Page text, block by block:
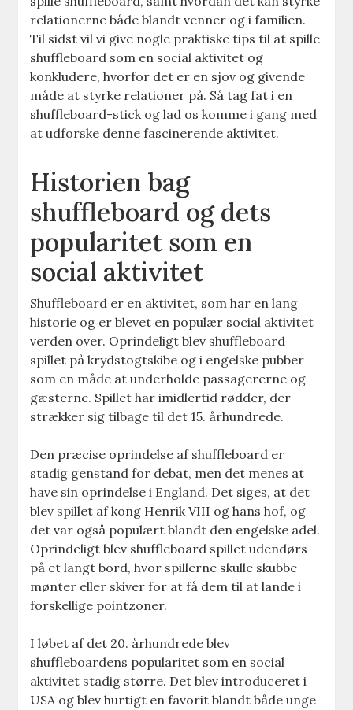
relationerne både blandt venner og i familien.
Til sidst vil vi give nogle praktiske tips til at spille
shuffleboard som en social aktivitet og
konkludere, hvorfor det er en sjov og givende
måde at styrke relationer på. Så tag fat i en
shuffleboard-stick og lad os komme i gang med
at udforske denne fascinerende aktivitet.
Historien bag
shuffleboard og dets
popularitet som en
social aktivitet
Shuffleboard er en aktivitet, som har en lang
historie og er blevet en populær social aktivitet
verden over. Oprindeligt blev shuffleboard
spillet på krydstogtskibe og i engelske pubber
som en måde at underholde passagererne og
gæsterne. Spillet har imidlertid rødder, der
strækker sig tilbage til det 15. århundrede.
Den præcise oprindelse af shuffleboard er
stadig genstand for debat, men det menes at
have sin oprindelse i England. Det siges, at det
blev spillet af kong Henrik VIII og hans hof, og
det var også populært blandt den engelske adel.
Oprindeligt blev shuffleboard spillet udendørs
på et langt bord, hvor spillerne skulle skubbe
mønter eller skiver for at få dem til at lande i
forskellige pointzoner.
I løbet af det 20. århundrede blev
shuffleboardens popularitet som en social
aktivitet stadig større. Det blev introduceret i
USA og blev hurtigt en favorit blandt både unge